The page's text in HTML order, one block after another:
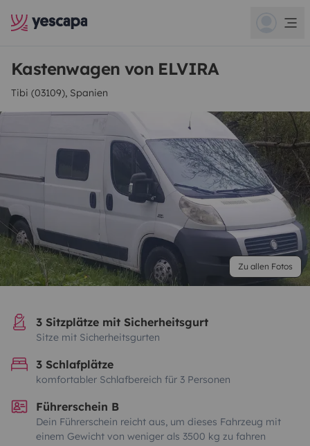
Kastenwagen von ELVIRA
Tibi (03109), Spanien
Zu allen Fotos
3 Sitzplätze mit Sicherheitsgurt
Sitze mit Sicherheitsgurten
3 Schlafplätze
komfortabler Schlafbereich für 3 Personen
Führerschein B
Dein Führerschein reicht aus, um dieses Fahrzeug mit
einem Gewicht von weniger als 3500 kg zu fahren